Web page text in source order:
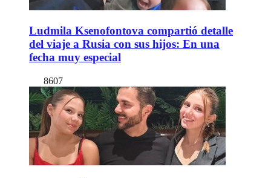
Ludmila Ksenofontova compartió detalle
del viaje a Rusia con sus hijos: En una
fecha muy especial
8607